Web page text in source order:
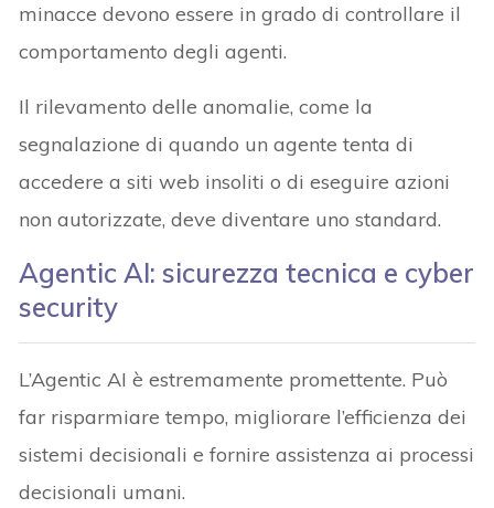
minacce devono essere in grado di controllare il
comportamento degli agenti.
Il rilevamento delle anomalie, come la
segnalazione di quando un agente tenta di
accedere a siti web insoliti o di eseguire azioni
non autorizzate, deve diventare uno standard.
Agentic AI: sicurezza tecnica e cyber
security
L’Agentic AI è estremamente promettente. Può
far risparmiare tempo, migliorare l’efficienza dei
sistemi decisionali e fornire assistenza ai processi
decisionali umani.